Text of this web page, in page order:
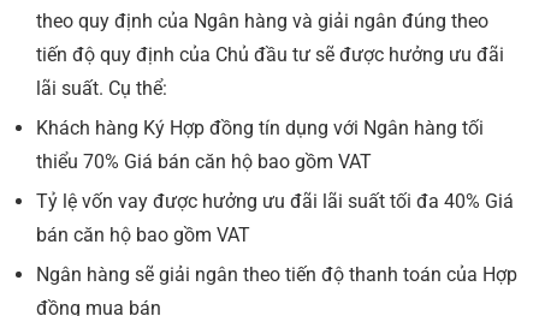
theo quy định của Ngân hàng và giải ngân đúng theo
tiến độ quy định của Chủ đầu tư sẽ được hưởng ưu đãi
lãi suất. Cụ thể:
Khách hàng Ký Hợp đồng tín dụng với Ngân hàng tối
thiểu 70% Giá bán căn hộ bao gồm VAT
Tỷ lệ vốn vay được hưởng ưu đãi lãi suất tối đa 40% Giá
bán căn hộ bao gồm VAT
Ngân hàng sẽ giải ngân theo tiến độ thanh toán của Hợp
đồng mua bán